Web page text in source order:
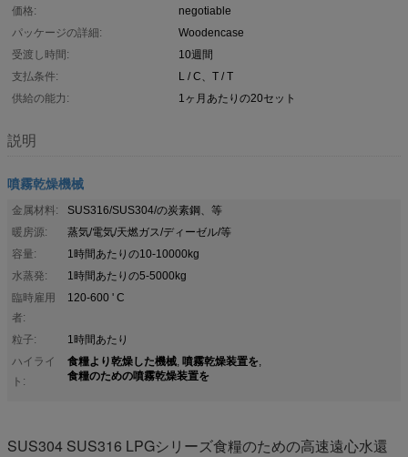
価格:
negotiable
パッケージの詳細:
Woodencase
受渡し時間:
10週間
支払条件:
L / C、T / T
供給の能力:
1ヶ月あたりの20セット
説明
噴霧乾燥機械
金属材料:
SUS316/SUS304/の炭素鋼、等
暖房源:
蒸気/電気/天燃ガス/ディーゼル/等
容量:
1時間あたりの10-10000kg
水蒸発:
1時間あたりの5-5000kg
臨時雇用
者:
120-600 ' C
粒子:
1時間あたり
ハイライ
ト:
食糧より乾燥した機械, 噴霧乾燥装置を,
食糧のための噴霧乾燥装置を
SUS304 SUS316 LPGシリーズ食糧のための高速遠心水還